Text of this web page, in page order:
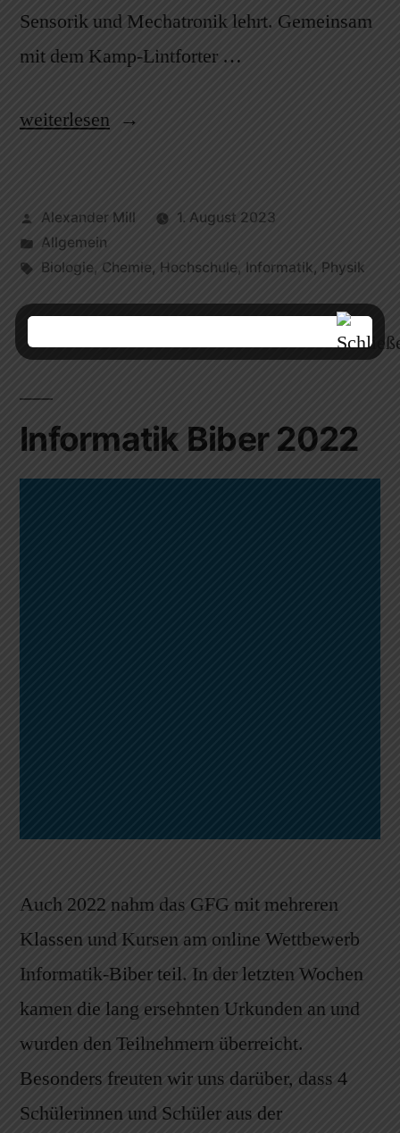
Sensorik und Mechatronik lehrt. Gemeinsam
mit dem Kamp-Lintforter …
weiterlesen
Alexander Mill
1. August 2023
Allgemein
Biologie, Chemie, Hochschule, Informatik, Physik
Informatik Biber 2022
Auch 2022 nahm das GFG mit mehreren
Klassen und Kursen am online Wettbewerb
Informatik-Biber teil. In der letzten Wochen
kamen die lang ersehnten Urkunden an und
wurden den Teilnehmern überreicht.
Besonders freuten wir uns darüber, dass 4
Schülerinnen und Schüler aus der